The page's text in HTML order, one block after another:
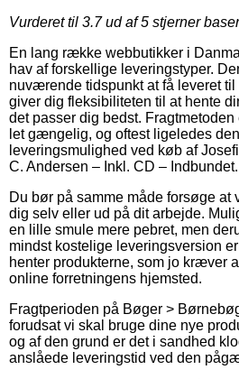
Vurderet til 3.7ud af 5 stjerner
En lang række webbutikker i
hav af forskellige leveringstyper.
nuværende tidspunkt at få leveret
giver dig fleksibiliteten til at hente
det passer dig bedst.
let gængelig, og oftest ligeledes
leveringsmulighed ved køb af
C. Andersen – Inkl. CD – Indbundet.
Du bør på samme måde forsøge at
dig selv eller ud på dit arbejde.
en lille smule mere pebret, men
mindst kostelige leveringsversion
henter produkterne, som jo kræver
online forretningens hjemsted.
Fragtperioden på Bøger >
forudsat vi skal bruge dine nye
og af den grund er det i sandhed
anslåede leveringstid ved den